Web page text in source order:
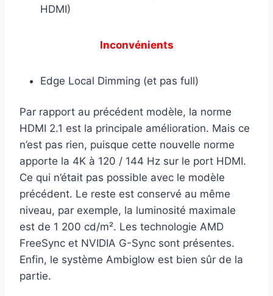
HDMI)
Inconvénients
Edge Local Dimming (et pas full)
Par rapport au précédent modèle, la norme
HDMI 2.1 est la principale amélioration. Mais ce
n’est pas rien, puisque cette nouvelle norme
apporte la 4K à 120 / 144 Hz sur le port HDMI.
Ce qui n’était pas possible avec le modèle
précédent. Le reste est conservé au même
niveau, par exemple, la luminosité maximale
est de 1 200 cd/m². Les technologie AMD
FreeSync et NVIDIA G-Sync sont présentes.
Enfin, le système Ambiglow est bien sûr de la
partie.